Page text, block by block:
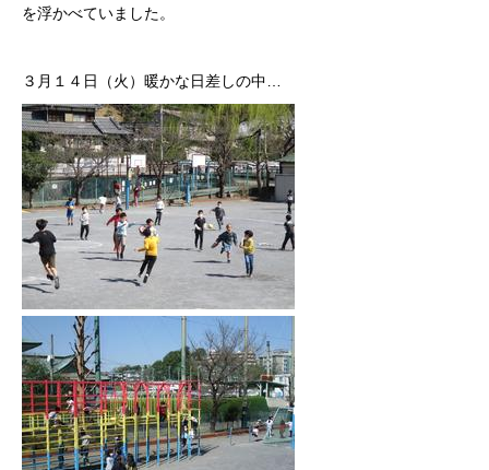
を浮かべていました。
３月１４日（火）暖かな日差しの中…